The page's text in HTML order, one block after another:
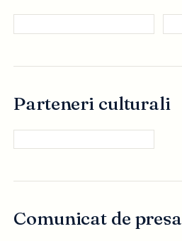
Parteneri culturali
Comunicat de presa